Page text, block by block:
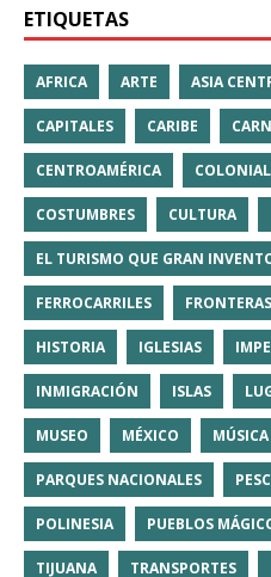
ETIQUETAS
AFRICA ARTE ASIA
CAPITALES CARIBE
CENTROAMÉRICA COLONIAL
COSTUMBRES CULTURA
EL TURISMO QUE GRAN
FERROCARRILES FRONTERAS
HISTORIA IGLESIAS
INMIGRACIÓN ISLAS
MUSEO MÉXICO MÚSICA
PARQUES NACIONALES
POLINESIA PUEBLOS
TIJUANA TRANSPORTES